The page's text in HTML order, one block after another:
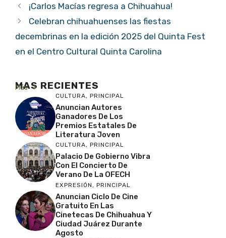
¡Carlos Macías regresa a Chihuahua!
Celebran chihuahuenses las fiestas
decembrinas en la edición 2025 del Quinta Fest
en el Centro Cultural Quinta Carolina
MAS RECIENTES
Más
CULTURA, PRINCIPAL
Anuncian Autores
Ganadores De Los
Premios Estatales De
Literatura Joven
CULTURA, PRINCIPAL
Palacio De Gobierno Vibra
Con El Concierto De
Verano De La OFECH
EXPRESIÓN , PRINCIPAL
Anuncian Ciclo De Cine
Gratuito En Las
Cinetecas De Chihuahua Y
Ciudad Juárez Durante
Agosto